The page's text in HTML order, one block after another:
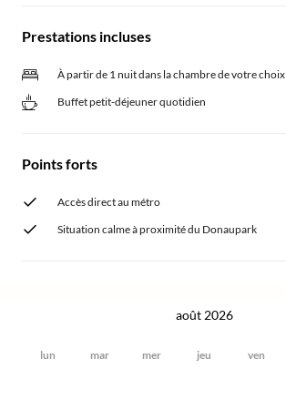
Prestations incluses
À partir de 1 nuit dans la chambre de votre choix
Buffet petit-déjeuner quotidien
Points forts
Accès direct au métro
Situation calme à proximité du Donaupark
août 2026
lun mar mer jeu ven